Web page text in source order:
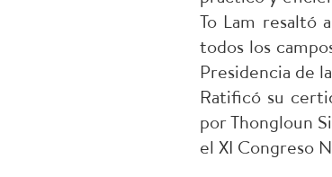
To Lam resaltó
todos los
Presidencia de
Ratificó su
por Thongloun
el XI Congreso